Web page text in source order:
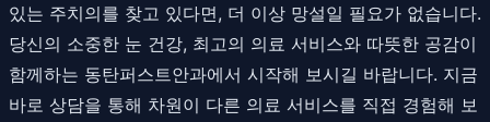
있는 주치의를 찾고 있다면, 더 이상 망설일 필요가 없습니다.
당신의 소중한 눈 건강, 최고의 의료 서비스와 따뜻한 공감이
함께하는 동탄퍼스트안과에서 시작해 보시길 바랍니다. 지금
바로 상담을 통해 차원이 다른 의료 서비스를 직접 경험해 보